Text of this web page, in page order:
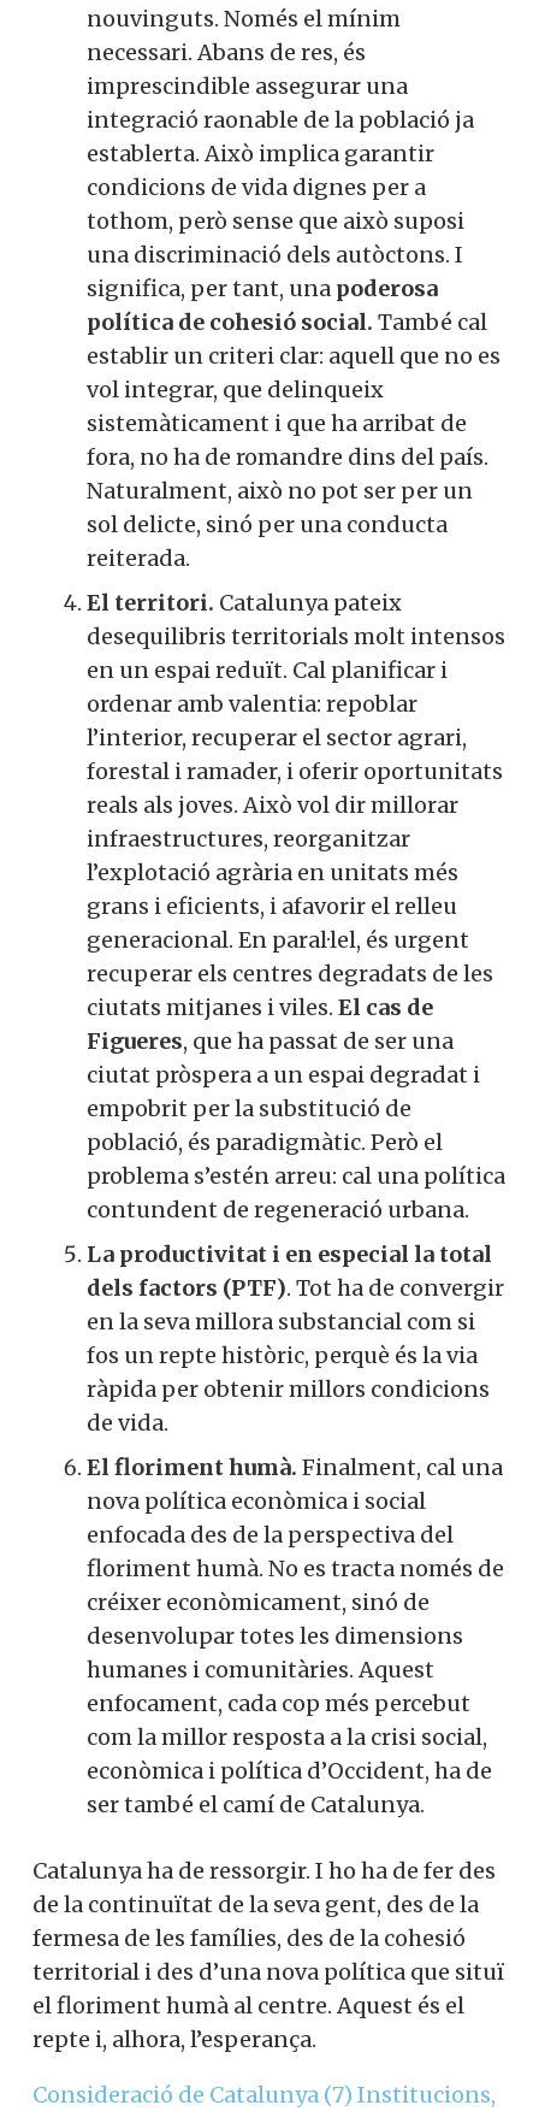
nouvinguts. Només el mínim
necessari. Abans de res, és
imprescindible assegurar una
integració raonable de la població ja
establerta. Això implica garantir
condicions de vida dignes per a
tothom, però sense que això suposi
una discriminació dels autòctons. I
significa, per tant, una poderosa
política de cohesió social. També cal
establir un criteri clar: aquell que no es
vol integrar, que delinqueix
sistemàticament i que ha arribat de
fora, no ha de romandre dins del país.
Naturalment, això no pot ser per un
sol delicte, sinó per una conducta
reiterada.
El territori. Catalunya pateix
desequilibris territorials molt intensos
en un espai reduït. Cal planificar i
ordenar amb valentia: repoblar
l’interior, recuperar el sector agrari,
forestal i ramader, i oferir oportunitats
reals als joves. Això vol dir millorar
infraestructures, reorganitzar
l’explotació agrària en unitats més
grans i eficients, i afavorir el relleu
generacional. En paral·lel, és urgent
recuperar els centres degradats de les
ciutats mitjanes i viles. El cas de
Figueres, que ha passat de ser una
ciutat pròspera a un espai degradat i
empobrit per la substitució de
població, és paradigmàtic. Però el
problema s’estén arreu: cal una política
contundent de regeneració urbana.
La productivitat i en especial la total
dels factors (PTF). Tot ha de convergir
en la seva millora substancial com si
fos un repte històric, perquè és la via
ràpida per obtenir millors condicions
de vida.
El floriment humà. Finalment, cal una
nova política econòmica i social
enfocada des de la perspectiva del
floriment humà. No es tracta només de
créixer econòmicament, sinó de
desenvolupar totes les dimensions
humanes i comunitàries. Aquest
enfocament, cada cop més percebut
com la millor resposta a la crisi social,
econòmica i política d’Occident, ha de
ser també el camí de Catalunya.
Catalunya ha de ressorgir. I ho ha de fer des
de la continuïtat de la seva gent, des de la
fermesa de les famílies, des de la cohesió
territorial i des d’una nova política que situï
el floriment humà al centre. Aquest és el
repte i, alhora, l’esperança.
Consideració de Catalunya (7) Institucions,